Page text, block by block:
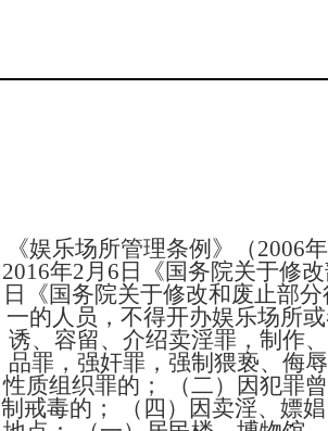
《娱乐场所管理条例》（
2016年2月6日《国务院关于修
日《国务院关于修改和废止部
一的人员，不得开办娱乐场所
诱、容留、介绍卖淫罪，制作
品罪，强奸罪，强制猥亵、侮
性质组织罪的； （二）因犯罪
制戒毒的； （四）因卖淫、嫖